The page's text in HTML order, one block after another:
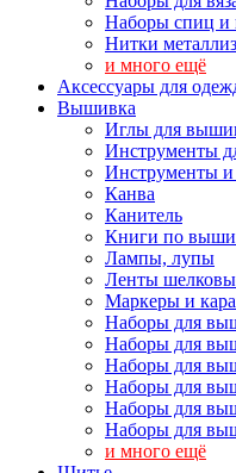
Наборы спиц и
Нитки
и много ещё
Аксессуары для
Вышивка
Иглы для
Инструменты
Инструменты
Канва
Канитель
Книги по
Лампы, лупы
Ленты
Маркеры и
Наборы для
Наборы для
Наборы для
Наборы для
Наборы для
Наборы для
и много ещё